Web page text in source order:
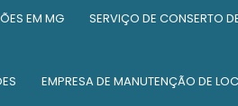
EM MG SERVIÇO DE CONSERTO
EMPRESA DE MANUTENÇÃO DE
Fabricação de caldeiraria